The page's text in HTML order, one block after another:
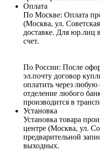
Оплата
По Москве: Оплата
(Москва, ул.
доставке. Для юр.лиц
счет.
По России: После
эл.почту договор
оплатить через
отделение любого
производится в
Установка
Установка товара
центре (Москва, ул.
предварительной
выходных.